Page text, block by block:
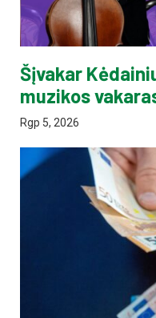
Šįvakar
muzikos
Rgp 5, 2026